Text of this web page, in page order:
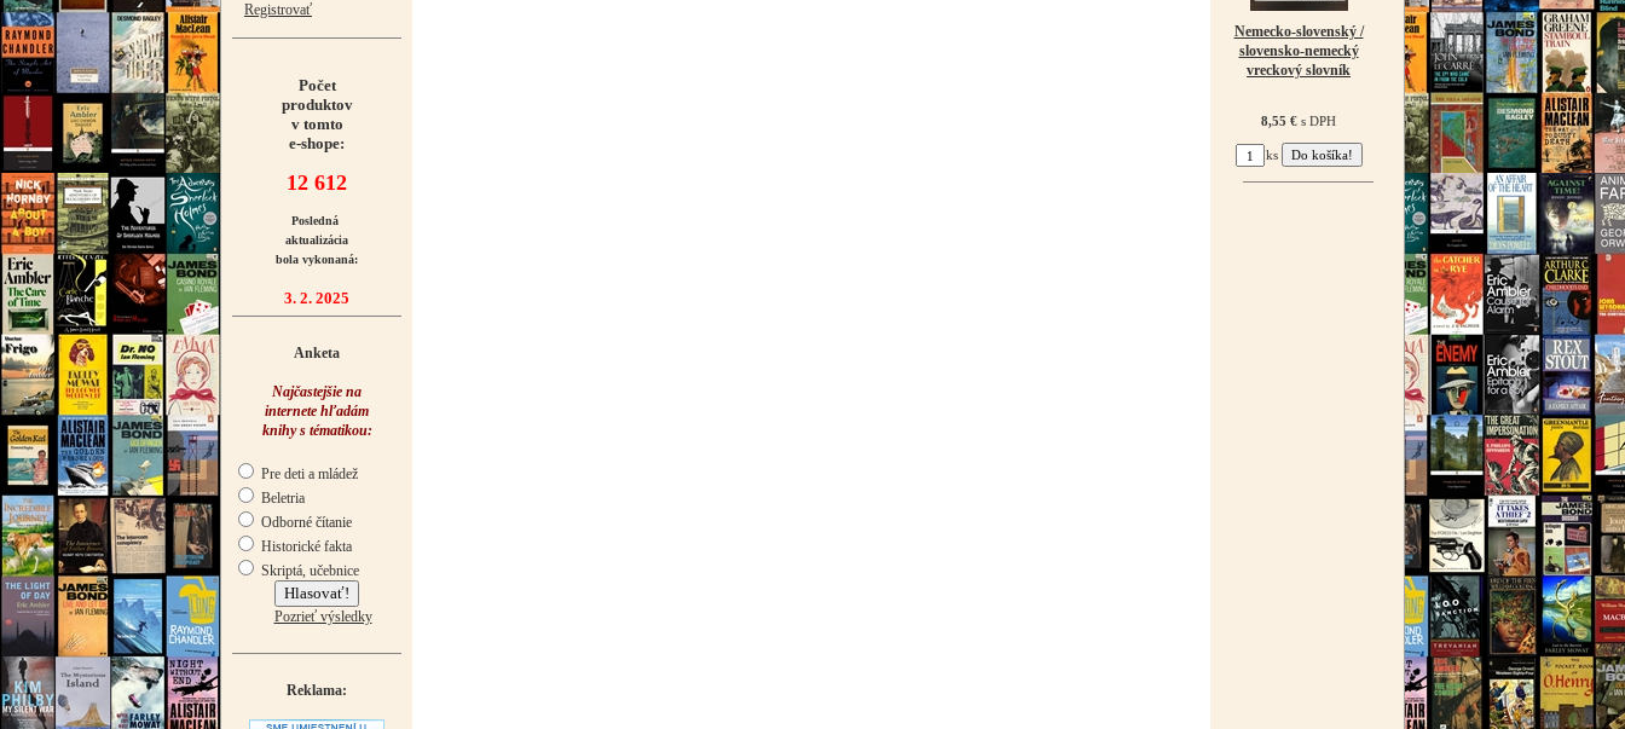
Registrovať
Počet
produktov
v tomto
e-shope:
12 612
Posledná
aktualizácia
bola vykonaná:
3. 2. 2025
Anketa
Najčastejšie na
internete hľadám
knihy s tématikou:
Pre deti a mládež
Beletria
Odborné čítanie
Historické fakta
Skriptá, učebnice
Pozrieť výsledky
Reklama:
Nemecko-slovenský /
slovensko-nemecký
vreckový slovník
8,55 € s DPH
ks